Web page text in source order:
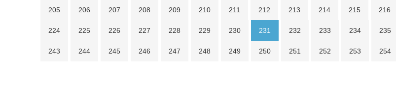
205 206 207 208 209 210 211 212 213 214 215 216
224 225 226 227 228 229 230 231 232 233 234 235
243 244 245 246 247 248 249 250 251 252 253 254